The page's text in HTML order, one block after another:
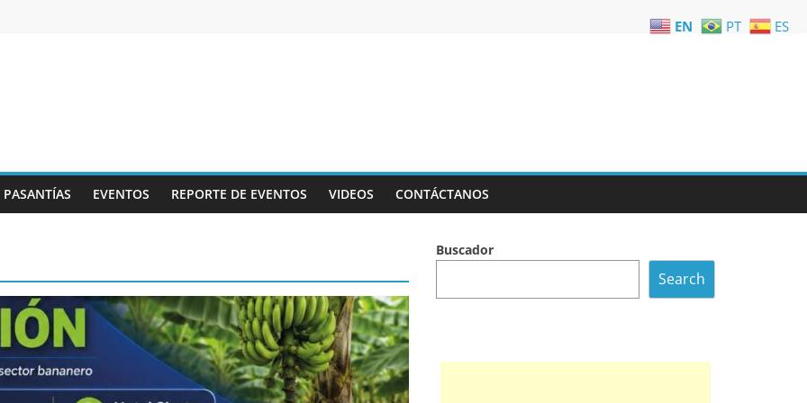
PASANTÍAS EVENTOS REPORTE DE EVENTOS VIDEOS CONTÁCTANOS
Buscador
Search
EN PT ES